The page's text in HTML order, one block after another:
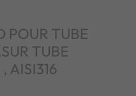
POUR TUBE
TUBE
AISI316